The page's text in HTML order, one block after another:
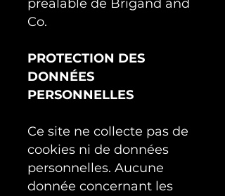
préalable de Brigand and
Co.
PROTECTION DES
DONNÉES
PERSONNELLES
Ce site ne collecte pas de
cookies ni de données
personnelles. Aucune
donnée concernant les